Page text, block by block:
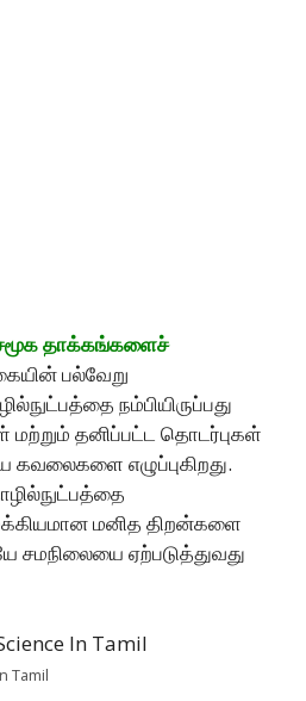
தாக்கங்களைச்
பல்வேறு
நம்பியிருப்பது
மற்றும் தனிப்பட்ட தொடர்புகள்
கவலைகளை எழுப்புகிறது.
மனித திறன்களை
சமநிலையை ஏற்படுத்துவது
Tamil